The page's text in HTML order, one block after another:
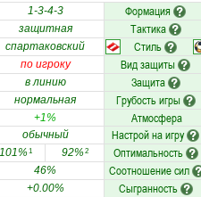
1-3-4-3 Формация
защитная Тактика
спартаковский Стиль
по игроку Вид защиты
в линию Защита
нормальная Грубость игры
+1% Атмосфера
обычный Настрой на игру
101%1 92%2 Оптимальность
46% Соотношение сил
+0.00% Сыгранность